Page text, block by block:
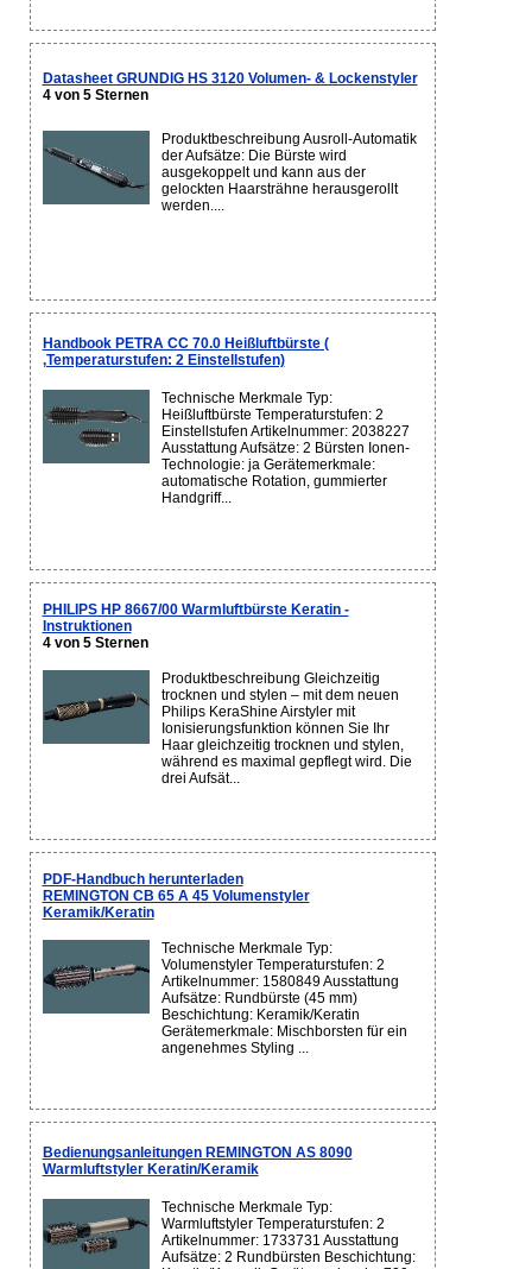
Datasheet GRUNDIG HS 3120 Volumen- & Lockenstyler
4 von 5 Sternen
Produktbeschreibung Ausroll-Automatik
der Aufsätze: Die Bürste wird
ausgekoppelt und kann aus der
gelockten Haarsträhne herausgerollt
werden....
Handbook PETRA CC 70.0 Heißluftbürste (
,Temperaturstufen: 2 Einstellstufen)
Technische Merkmale Typ:
Heißluftbürste Temperaturstufen: 2
Einstellstufen Artikelnummer: 2038227
Ausstattung Aufsätze: 2 Bürsten Ionen-
Technologie: ja Gerätemerkmale:
automatische Rotation, gummierter
Handgriff...
PHILIPS HP 8667/00 Warmluftbürste Keratin -
Instruktionen
4 von 5 Sternen
Produktbeschreibung Gleichzeitig
trocknen und stylen – mit dem neuen
Philips KeraShine Airstyler mit
Ionisierungsfunktion können Sie Ihr
Haar gleichzeitig trocknen und stylen,
während es maximal gepflegt wird. Die
drei Aufsät...
PDF-Handbuch herunterladen
REMINGTON CB 65 A 45 Volumenstyler
Keramik/Keratin
Technische Merkmale Typ:
Volumenstyler Temperaturstufen: 2
Artikelnummer: 1580849 Ausstattung
Aufsätze: Rundbürste (45 mm)
Beschichtung: Keramik/Keratin
Gerätemerkmale: Mischborsten für ein
angenehmes Styling ...
Bedienungsanleitungen REMINGTON AS 8090
Warmluftstyler Keratin/Keramik
Technische Merkmale Typ:
Warmluftstyler Temperaturstufen: 2
Artikelnummer: 1733731 Ausstattung
Aufsätze: 2 Rundbürsten Beschichtung: